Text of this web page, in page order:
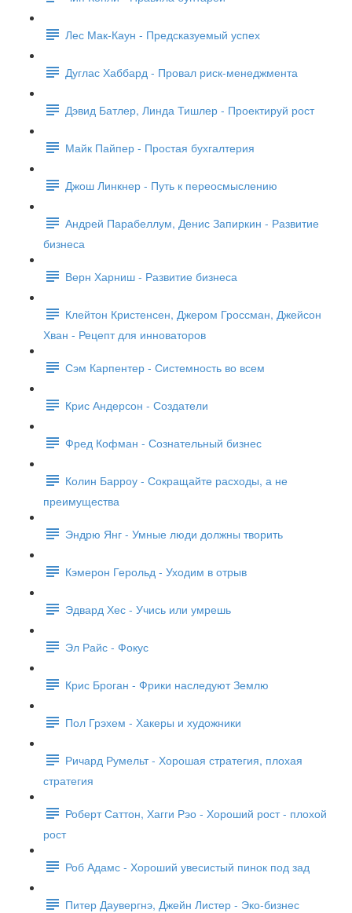
Лес Мак-Каун - Предсказуемый успех
Дуглас Хаббард - Провал риск-менеджмента
Дэвид Батлер, Линда Тишлер - Проектируй рост
Майк Пайпер - Простая бухгалтерия
Джош Линкнер - Путь к переосмыслению
Андрей Парабеллум, Денис Запиркин - Развитие
бизнеса
Верн Харниш - Развитие бизнеса
Клейтон Кристенсен, Джером Гроссман, Джейсон
Хван - Рецепт для инноваторов
Сэм Карпентер - Системность во всем
Крис Андерсон - Создатели
Фред Кофман - Сознательный бизнес
Колин Барроу - Сокращайте расходы, а не
преимущества
Эндрю Янг - Умные люди должны творить
Кэмерон Герольд - Уходим в отрыв
Эдвард Хес - Учись или умрешь
Эл Райс - Фокус
Крис Броган - Фрики наследуют Землю
Пол Грэхем - Хакеры и художники
Ричард Румельт - Хорошая стратегия, плохая
стратегия
Роберт Саттон, Хагги Рэо - Хороший рост - плохой
рост
Роб Адамс - Хороший увесистый пинок под зад
Питер Даувергнэ, Джейн Листер - Эко-бизнес